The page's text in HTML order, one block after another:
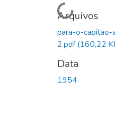
Carregando...
Arquivos
para-o-
2.pdf(160,22
Data
1954